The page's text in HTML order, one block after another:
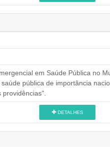
em Saúde Pública no
pública de importância
DETALHES